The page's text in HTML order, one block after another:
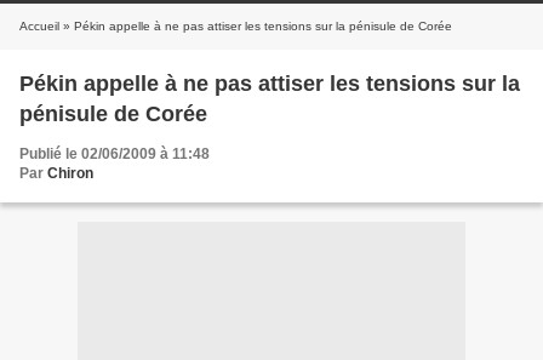
Accueil » Pékin appelle à ne pas attiser les tensions sur la pénisule de Corée
Pékin appelle à ne pas attiser les tensions sur la
pénisule de Corée
Publié le 02/06/2009 à 11:48
Par Chiron